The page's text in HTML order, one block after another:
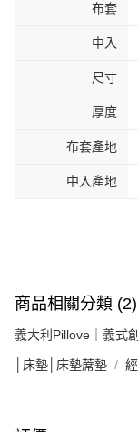
布套
中入
尺寸
厚度
布套產地
中入產地
商品相關分類 (2)
義大利Pillove｜義式
│床墊│床墊蓆墊